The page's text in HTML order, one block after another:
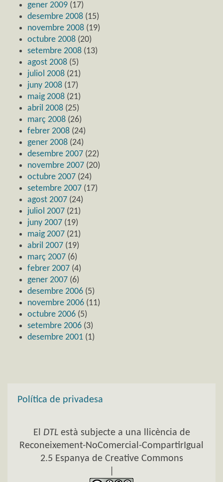
gener 2009 (17)
desembre 2008 (15)
novembre 2008 (19)
octubre 2008 (20)
setembre 2008 (13)
agost 2008 (5)
juliol 2008 (21)
juny 2008 (17)
maig 2008 (21)
abril 2008 (25)
març 2008 (26)
febrer 2008 (24)
gener 2008 (24)
desembre 2007 (22)
novembre 2007 (20)
octubre 2007 (24)
setembre 2007 (17)
agost 2007 (24)
juliol 2007 (21)
juny 2007 (19)
maig 2007 (21)
abril 2007 (19)
març 2007 (6)
febrer 2007 (4)
gener 2007 (6)
desembre 2006 (5)
novembre 2006 (11)
octubre 2006 (5)
setembre 2006 (3)
desembre 2001 (1)
Política de privadesa
El DTLestà subjecte a una llicència de
Reconeixement-NoComercial-CompartirIgual
2.5 Espanya de Creative Commons